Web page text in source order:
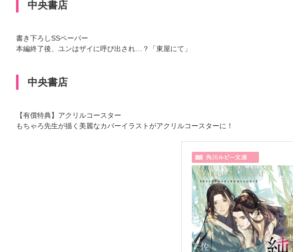
中央書店
書き下ろしSSペーパー
本編終了後、ユンはザイに呼び出され…？「東屋にて」
中央書店
【有償特典】アクリルコースター
もちゃろ先生が描く美麗なカバーイラストがアクリルコースターに！